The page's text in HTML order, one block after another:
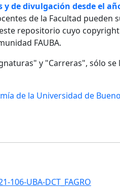
divulgación desde el año
de la Facultad pueden
repositorio cuyo
FAUBA.
y "Carreras", sólo se
de la Universidad de
106-UBA-DCT_FAGRO